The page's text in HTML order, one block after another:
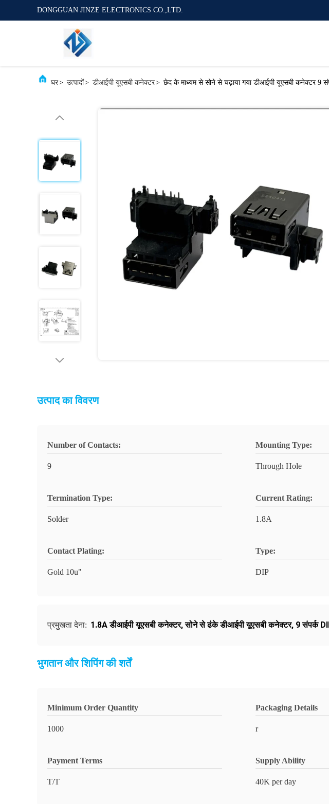
DONGGUAN JINZE ELECTRONICS CO.,LTD.
घर> उत्पादों> डीआईपी यूएसबी कनेक्टर> छेद के माध्यम से सोने से चढ़ाया गया डीआईपी यूएसबी कनेक्टर 9
उत्पाद का विवरण
Number of Contacts:
9
Mounting Type:
Through Hole
Termination Type:
Solder
Current Rating:
1.8A
Contact Plating:
Gold 10u"
Type:
DIP
प्रमुखता देना: 1.8A डीआईपी यूएसबी कनेक्टर,सोने से ढंके डीआईपी यूएसबी कनेक्टर, 9 संपर्क
भुगतान और शिपिंग की शर्तें
Minimum Order Quantity
1000
Packaging Details
r
Payment Terms
T/T
Supply Ability
40K per day